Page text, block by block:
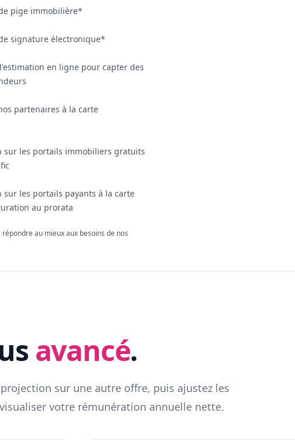
pige immobilière*
signature électronique*
en ligne pour capter des
partenaires à la carte
sur les portails immobiliers gratuits
sur les portails payants à la carte
au prorata
au mieux aux besoins de nos
avancé.
sur une autre offre, puis ajustez les
votre rémunération annuelle nette.